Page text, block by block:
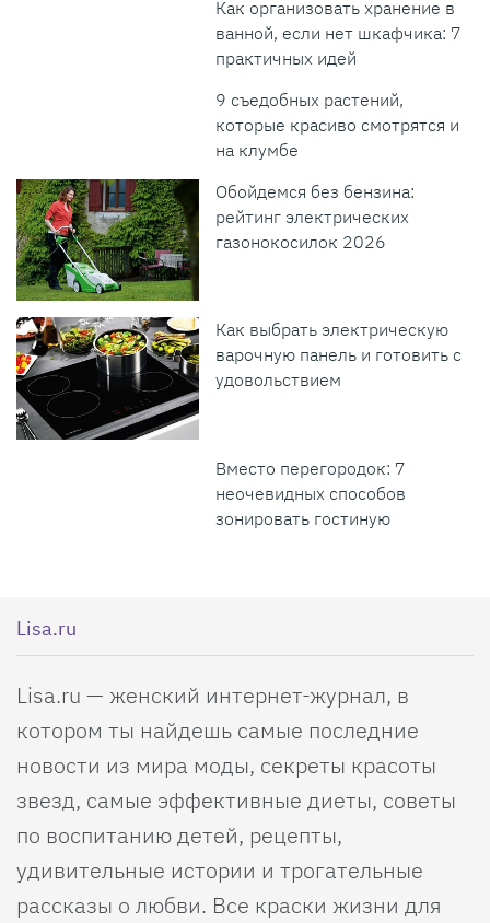
Как организовать хранение в
ванной, если нет шкафчика: 7
практичных идей
9 съедобных растений,
которые красиво смотрятся и
на клумбе
Обойдемся без бензина:
рейтинг электрических
газонокосилок 2026
Как выбрать электрическую
варочную панель и готовить с
удовольствием
Вместо перегородок: 7
неочевидных способов
зонировать гостиную
Lisa.ru
Lisa.ru — женский интернет-журнал, в
котором ты найдешь самые последние
новости из мира моды, секреты красоты
звезд, самые эффективные диеты, советы
по воспитанию детей, рецепты,
удивительные истории и трогательные
рассказы о любви. Все краски жизни для